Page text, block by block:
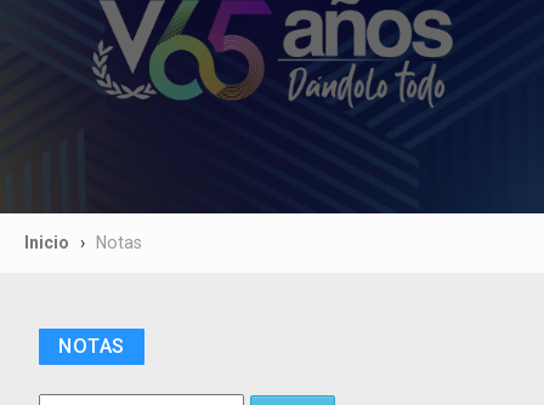
Inicio Notas
NOTAS